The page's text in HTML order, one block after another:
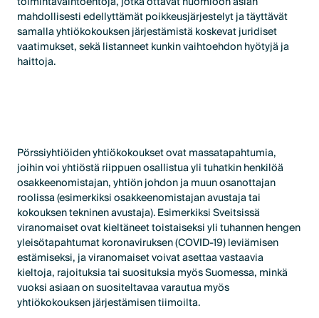
mahdollisesti edellyttämät poikkeusjärjestelyt ja täyttävät
samalla yhtiökokouksen järjestämistä koskevat juridiset
vaatimukset, sekä listanneet kunkin vaihtoehdon hyötyjä ja
haittoja.
Pörssiyhtiöiden yhtiökokoukset ovat massatapahtumia,
joihin voi yhtiöstä riippuen osallistua yli tuhatkin henkilöä
osakkeenomistajan, yhtiön johdon ja muun osanottajan
roolissa (esimerkiksi osakkeenomistajan avustaja tai
kokouksen tekninen avustaja). Esimerkiksi Sveitsissä
viranomaiset ovat kieltäneet toistaiseksi yli tuhannen hengen
yleisötapahtumat koronaviruksen (COVID-19) leviämisen
estämiseksi, ja viranomaiset voivat asettaa vastaavia
kieltoja, rajoituksia tai suosituksia myös Suomessa, minkä
vuoksi asiaan on suositeltavaa varautua myös
yhtiökokouksen järjestämisen tiimoilta.